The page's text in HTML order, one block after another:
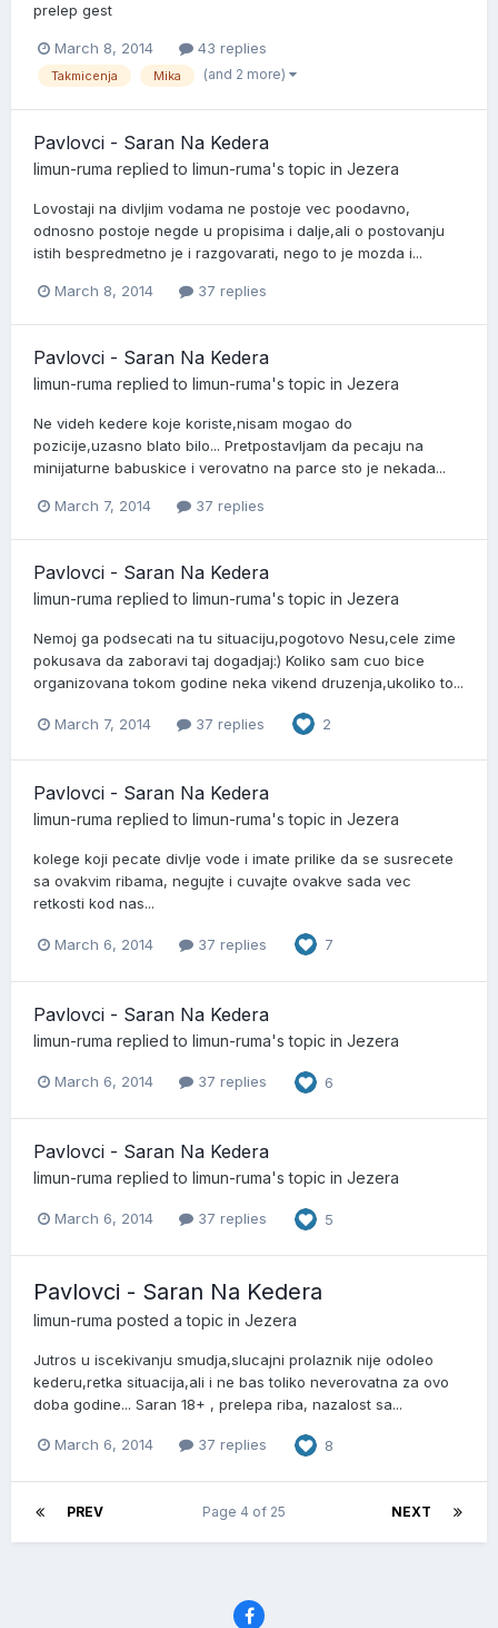
prelep gest
March 8, 2014 43 replies
Takmicenja Mika (and 2 more)
Pavlovci - Saran Na Kedera
limun-ruma replied to limun-ruma's topic in Jezera
Lovostaji na divljim vodama ne postoje vec poodavno,
odnosno postoje negde u propisima i dalje,ali o postovanju
istih bespredmetno je i razgovarati, nego to je mozda i...
March 8, 2014 37 replies
Pavlovci - Saran Na Kedera
limun-ruma replied to limun-ruma's topic in Jezera
Ne videh kedere koje koriste,nisam mogao do
pozicije,uzasno blato bilo... Pretpostavljam da pecaju na
minijaturne babuskice i verovatno na parce sto je nekada...
March 7, 2014 37 replies
Pavlovci - Saran Na Kedera
limun-ruma replied to limun-ruma's topic in Jezera
Nemoj ga podsecati na tu situaciju,pogotovo Nesu,cele zime
pokusava da zaboravi taj dogadjaj:) Koliko sam cuo bice
organizovana tokom godine neka vikend druzenja,ukoliko to...
March 7, 2014 37 replies 2
Pavlovci - Saran Na Kedera
limun-ruma replied to limun-ruma's topic in Jezera
kolege koji pecate divlje vode i imate prilike da se susrecete
sa ovakvim ribama, negujte i cuvajte ovakve sada vec
retkosti kod nas...
March 6, 2014 37 replies 7
Pavlovci - Saran Na Kedera
limun-ruma replied to limun-ruma's topic in Jezera
March 6, 2014 37 replies 6
Pavlovci - Saran Na Kedera
limun-ruma replied to limun-ruma's topic in Jezera
March 6, 2014 37 replies 5
Pavlovci - Saran Na Kedera
limun-ruma posted a topic in Jezera
Jutros u iscekivanju smudja,slucajni prolaznik nije odoleo
kederu,retka situacija,ali i ne bas toliko neverovatna za ovo
doba godine... Saran 18+ , prelepa riba, nazalost sa...
March 6, 2014 37 replies 8
PREV NEXT
Page 4 of 25